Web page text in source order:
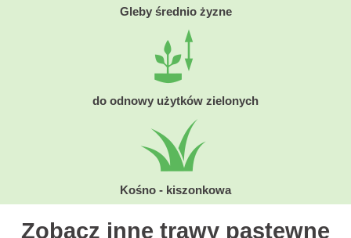
Gleby średnio żyzne
do odnowy użytków zielonych
Kośno - kiszonkowa
Zobacz inne trawy pastewne